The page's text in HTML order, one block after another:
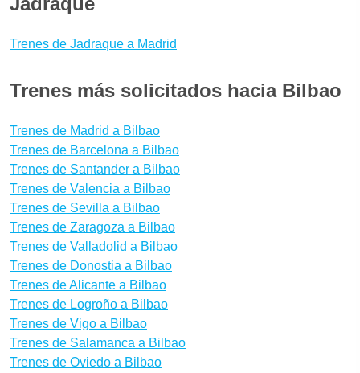
tiempo real, comprobando retrasos y vías.
Bilbao te aconsejamos que reserves tus billetes con
bastante antelación para aprovechar las
medios de transporte mejores para llegar a Bilbao
trenes, y escoger la mejor opción para ti en pocos
clics.
Trenes de Jadraque a Madrid
Trenes más solicitados hacia Bilbao
Trenes de Madrid a Bilbao
Trenes de Barcelona a Bilbao
Trenes de Santander a Bilbao
Trenes de Valencia a Bilbao
Trenes de Sevilla a Bilbao
Trenes de Zaragoza a Bilbao
Trenes de Valladolid a Bilbao
Trenes de Donostia a Bilbao
Trenes de Alicante a Bilbao
Trenes de Logroño a Bilbao
Trenes de Vigo a Bilbao
Trenes de Salamanca a Bilbao
Trenes de Oviedo a Bilbao